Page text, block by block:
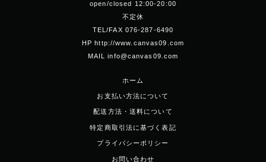
open/closed 12:00-20:00
不定休
TEL/FAX 076-287-6490
HP http://www.canvas09.com
MAIL info@canvas09.com
ホーム
お支払い方法について
配送方法・送料について
特定商取引法に基づく表記
プライバシーポリシー
お問い合わせ